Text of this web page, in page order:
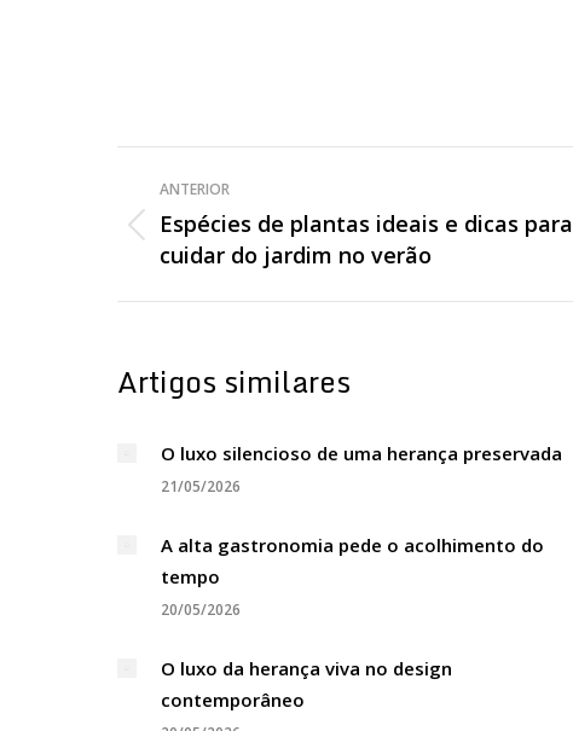
Navegação
de
post:
ANTERIOR
Post
anterior:
Espécies de plantas ideais e dicas para
cuidar do jardim no verão
Artigos similares
O luxo silencioso de uma herança preservada
21/05/2026
A alta gastronomia pede o acolhimento do
tempo
20/05/2026
O luxo da herança viva no design
contemporâneo